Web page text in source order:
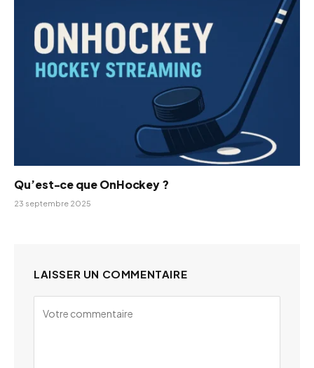
Qu’est-ce que OnHockey ?
23 septembre 2025
LAISSER UN COMMENTAIRE